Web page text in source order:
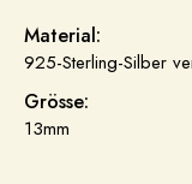
Material:
925-Sterling-Silber
Grösse:
13mm